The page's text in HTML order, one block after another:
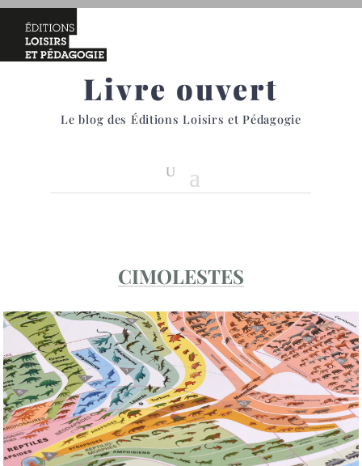
Livre ouvert
Le blog des Éditions Loisirs et Pédagogie
CIMOLESTES